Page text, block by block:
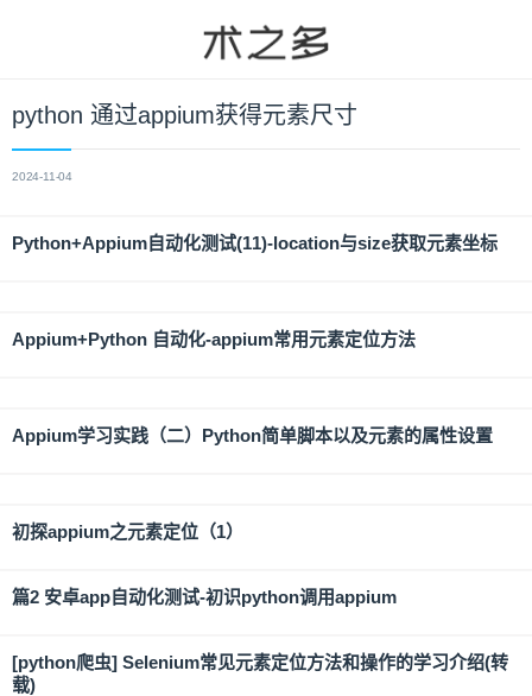
python 通过appium获得元素尺寸
2024-11-04
Python+Appium自动化测试(11)-location与size获取元素坐标
Appium+Python 自动化-appium常用元素定位方法
Appium学习实践（二）Python简单脚本以及元素的属性设置
初探appium之元素定位（1）
篇2 安卓app自动化测试-初识python调用appium
[python爬虫] Selenium常见元素定位方法和操作的学习介绍(转
载)